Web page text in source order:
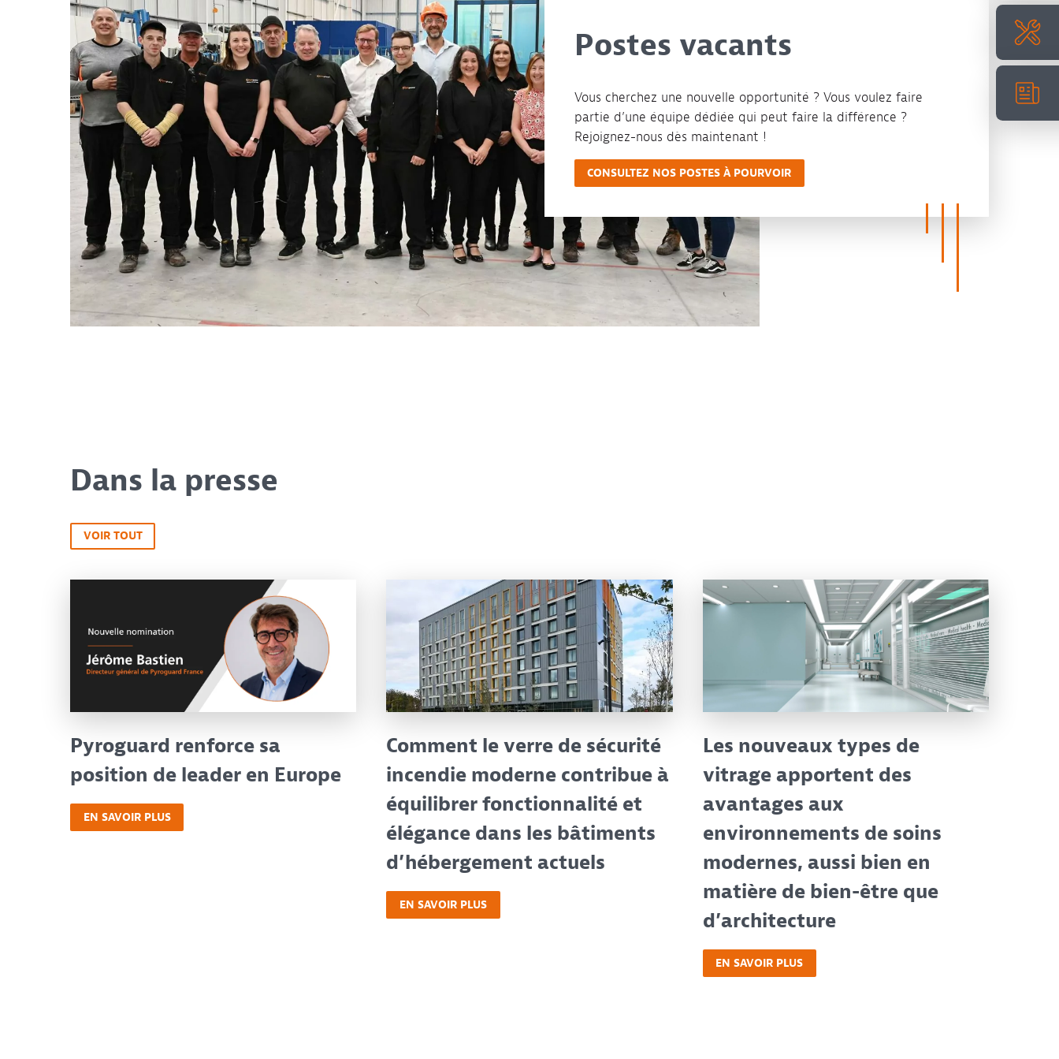
Postes vacants
Vous cherchez une nouvelle opportunité ? Vous voulez faire
partie d’une équipe dédiée qui peut faire la différence ?
Rejoignez-nous dès maintenant !
CONSULTEZ NOS POSTES À POURVOIR
Dans la presse
VOIR TOUT
Pyroguard renforce sa
position de leader en Europe
EN SAVOIR PLUS
Comment le verre de sécurité
incendie moderne contribue à
équilibrer fonctionnalité et
élégance dans les bâtiments
d’hébergement actuels
EN SAVOIR PLUS
Les nouveaux types de
vitrage apportent des
avantages aux
environnements de soins
modernes, aussi bien en
matière de bien-être que
d’architecture
EN SAVOIR PLUS